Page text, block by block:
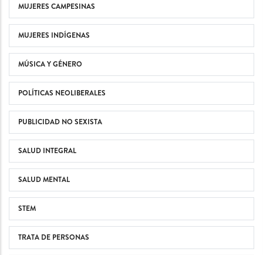
MUJERES CAMPESINAS
MUJERES INDÍGENAS
MÚSICA Y GÉNERO
POLÍTICAS NEOLIBERALES
PUBLICIDAD NO SEXISTA
SALUD INTEGRAL
SALUD MENTAL
STEM
TRATA DE PERSONAS